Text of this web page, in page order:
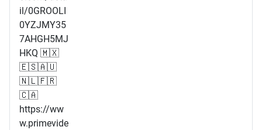
il/0GROOLI
0YZJMY35
7AHGH5MJ
HKQ 🇲🇽
🇪🇸🇦🇺
🇳🇱🇫🇷
🇨🇦
https://ww
w.primevide